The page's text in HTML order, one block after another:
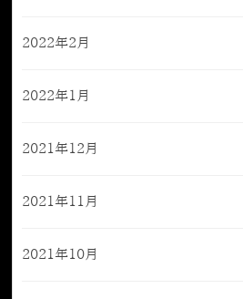
2022年2月
2022年1月
2021年12月
2021年11月
2021年10月